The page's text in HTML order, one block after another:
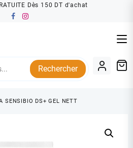
Dès 150 DT d'achat
Rechercher
SENSIBIO DS+ GEL NETT